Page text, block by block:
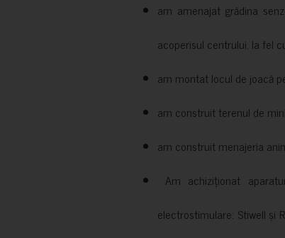
am amenajat grădina
acoperisul centrului, la fel
am montat locul de joacă
am construit terenul de
am construit menajeria
Am achiziționat
electrostimulare: Stiwell și